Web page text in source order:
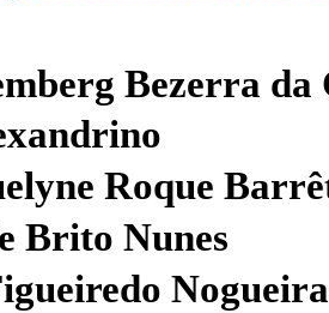
Bezerra da
Roque
Brito Nunes
Nogueira